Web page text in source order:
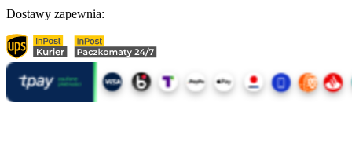
Dostawy zapewnia: